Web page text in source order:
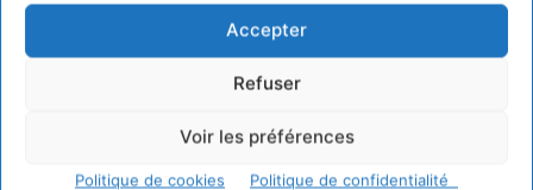
Accepter
Refuser
Voir les préférences
Politique de cookies Politique de confidentialité